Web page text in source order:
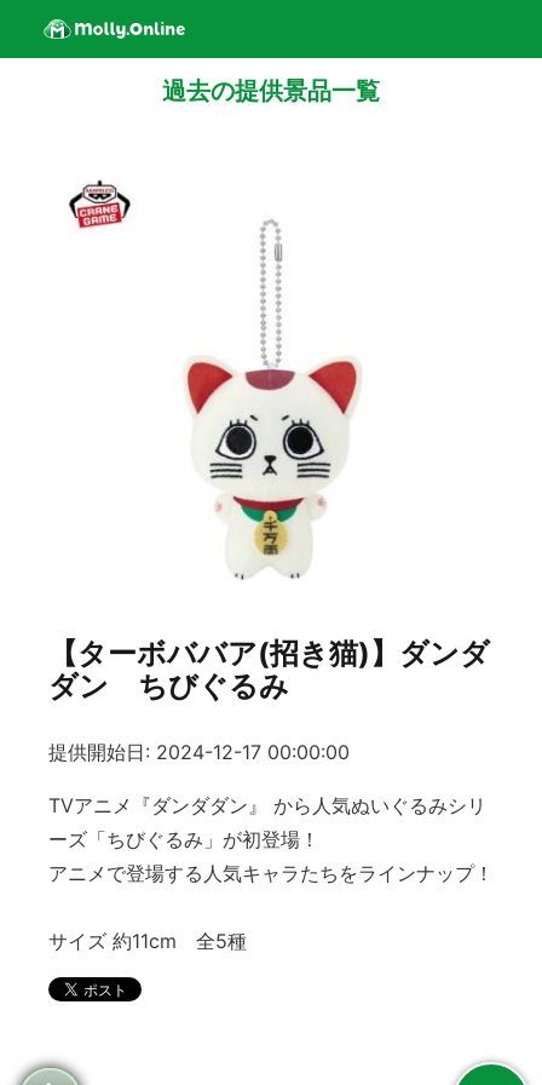
過去の提供景品一覧
【ターボババア(招き猫)】ダンダ
ダン ちびぐるみ
提供開始日: 2024-12-17 00:00:00
TVアニメ『ダンダダン』 から人気ぬいぐるみシリ
ーズ「ちびぐるみ」が初登場！
アニメで登場する人気キャラたちをラインナップ！
サイズ 約11cm 全5種